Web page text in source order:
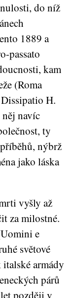
do níž
1889 a
passato
kam
(Roma
H.
navíc
ty
nýbrž
jako láska
vyšly až
za milostné.
e
světové
armády
párů
později v